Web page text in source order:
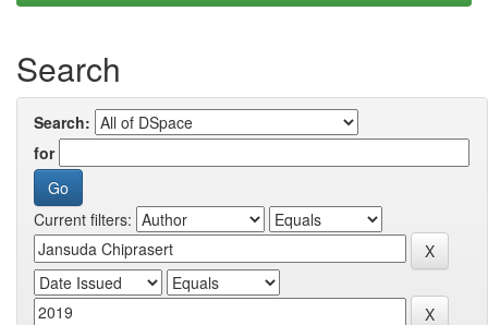
Search
Search:
for
Current filters: